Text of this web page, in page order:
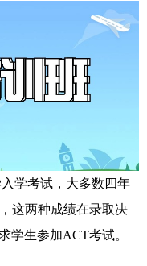
学考试，大多数四年
这两种成绩在录取决
学生参加ACT考试。